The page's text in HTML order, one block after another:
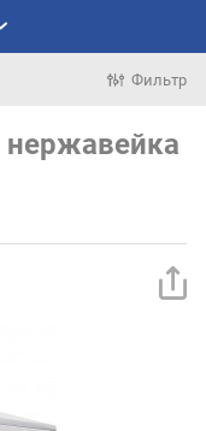
Фильтр
нержавейка